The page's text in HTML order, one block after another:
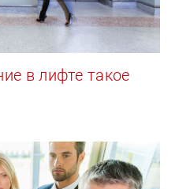
в лифте такое